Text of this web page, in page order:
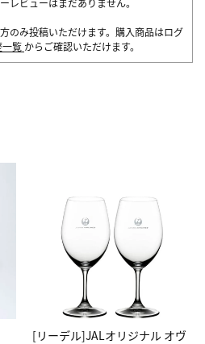
のみ投稿いただけます。購入商品はログ
一覧 からご確認いただけます。
[リーデル]JALオリジナル オヴ